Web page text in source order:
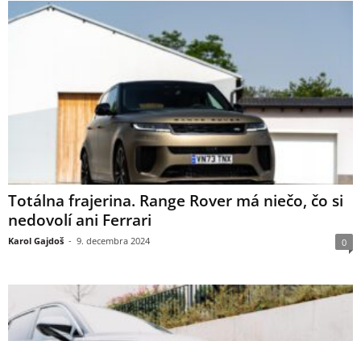
Totálna frajerina. Range Rover má niečo, čo si
nedovolí ani Ferrari
Karol Gajdoš - 9. decembra 2024 0